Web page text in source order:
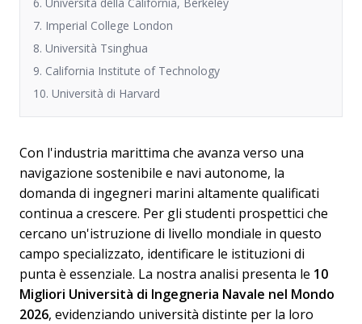
7. Imperial College London
8. Università Tsinghua
9. California Institute of Technology
10. Università di Harvard
Con l'industria marittima che avanza verso una
navigazione sostenibile e navi autonome, la
domanda di ingegneri marini altamente qualificati
continua a crescere. Per gli studenti prospettici che
cercano un'istruzione di livello mondiale in questo
campo specializzato, identificare le istituzioni di
punta è essenziale. La nostra analisi presenta le 10
Migliori Università di Ingegneria Navale nel Mondo
2026, evidenziando università distinte per la loro